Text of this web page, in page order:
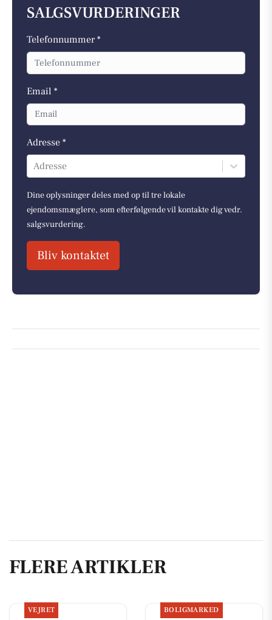
SALGSVURDERINGER
Telefonnummer *
Email *
Adresse *
Adresse
Dine oplysninger deles med op til tre lokale
ejendomsmæglere, som efterfølgende vil kontakte dig vedr.
salgsvurdering.
Bliv kontaktet
FLERE ARTIKLER
VEJRET BOLIGMARKED